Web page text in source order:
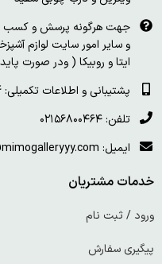
جهت هرگونه پرسش و کسب
و سایر امور سایت لوازم
ایتا و روبیکا ( ودر صورت
پشتیبانی و اطلاعات تکمیلی: 09386346324
تلفن: ۰۲۱۵۶۸۰۰۴۶۴
ایمیل: info@mimogalleryyy.com
خدمات مشتریان
ورود / ثبت نام
پیگیری سفارش